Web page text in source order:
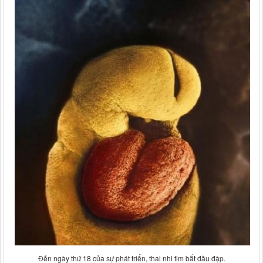
Đến ngày thứ 18 của sự phát triển, thai nhi tim bắt đầu đập.